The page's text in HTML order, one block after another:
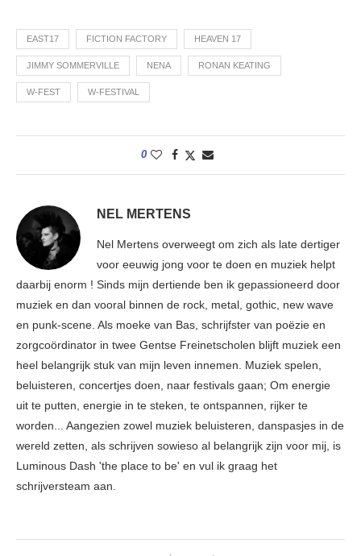
EAST17 FICTION FACTORY HEAVEN 17
JIMMY SOMMERVILLE NENA RONAN KEATING
W-FEST W-FESTIVAL
0
NEL MERTENS
Nel Mertens overweegt om zich als late dertiger
voor eeuwig jong voor te doen en muziek helpt
daarbij enorm ! Sinds mijn dertiende ben ik gepassioneerd door
muziek en dan vooral binnen de rock, metal, gothic, new wave
en punk-scene. Als moeke van Bas, schrijfster van poëzie en
zorgcoördinator in twee Gentse Freinetscholen blijft muziek een
heel belangrijk stuk van mijn leven innemen. Muziek spelen,
beluisteren, concertjes doen, naar festivals gaan; Om energie
uit te putten, energie in te steken, te ontspannen, rijker te
worden... Aangezien zowel muziek beluisteren, danspasjes in de
wereld zetten, als schrijven sowieso al belangrijk zijn voor mij, is
Luminous Dash 'the place to be' en vul ik graag het
schrijversteam aan.